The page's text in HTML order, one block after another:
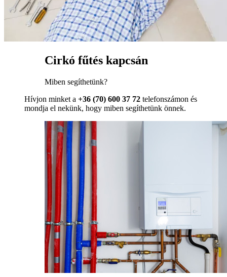
Cirkó fűtés kapcsán
Miben segíthetünk?
Hívjon minket a +36 (70) 600 37 72 telefonszámon és
mondja el nekünk, hogy miben segíthetünk önnek.